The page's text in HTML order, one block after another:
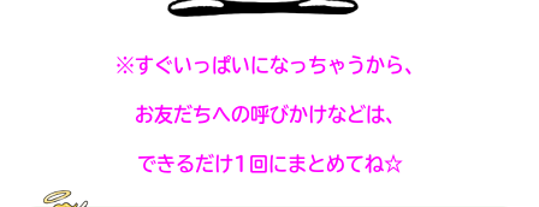
本を飛び出して
できる掲示板
※すぐいっぱいになっちゃうから、
お友だちへの呼びかけなどは、
できるだけ1回にまとめてね☆